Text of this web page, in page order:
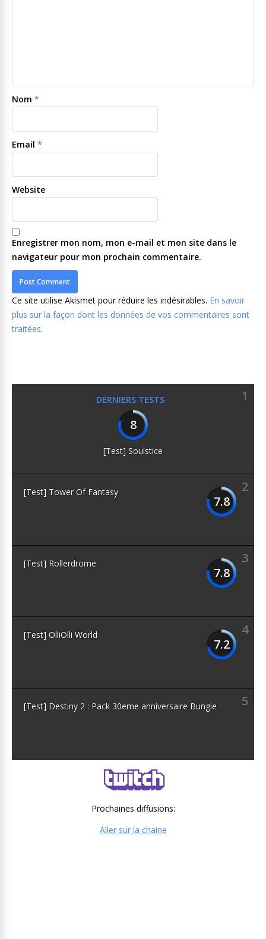
Nom *
Email *
Website
Enregistrer mon nom, mon e-mail et mon site dans le
navigateur pour mon prochain commentaire.
Ce site utilise Akismet pour réduire les indésirables. En savoir
plus sur la façon dont les données de vos commentaires sont
traitées.
DERNIERS TESTS
1
8
[Test] Soulstice
2
7.8
[Test] Tower Of Fantasy
3
7.8
[Test] Rollerdrome
4
7.2
[Test] OlliOlli World
5
[Test] Destiny 2 : Pack 30eme anniversaire Bungie
Prochaines diffusions:
Aller sur la chaine